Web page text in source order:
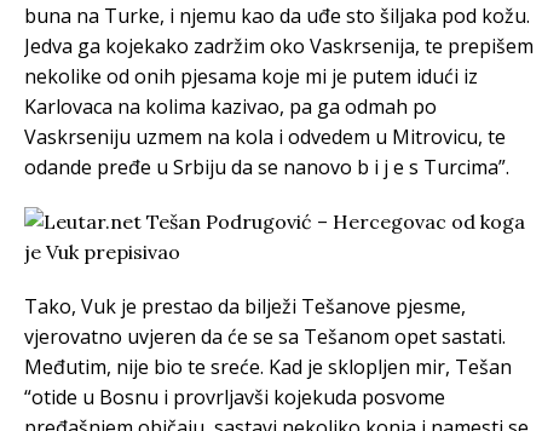
buna na Turke, i njemu kao da uđe sto šiljaka pod kožu.
Jedva ga kojekako zadržim oko Vaskrsenija, te prepišem
nekolike od onih pjesama koje mi je putem idući iz
Karlovaca na kolima kazivao, pa ga odmah po
Vaskrseniju uzmem na kola i odvedem u Mitrovicu, te
odande pređe u Srbiju da se nanovo b i j e s Turcima”.
Tako, Vuk je prestao da bilježi Tešanove pjesme,
vjerovatno uvjeren da će se sa Tešanom opet sastati.
Međutim, nije bio te sreće. Kad je sklopljen mir, Tešan
“otide u Bosnu i provrljavši kojekuda posvome